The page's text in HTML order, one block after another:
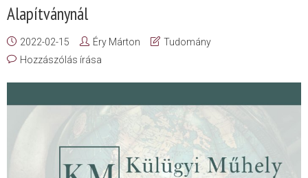
Alapítványnál
2022-02-15 Éry Márton
Tudomány
Hozzászólás írása